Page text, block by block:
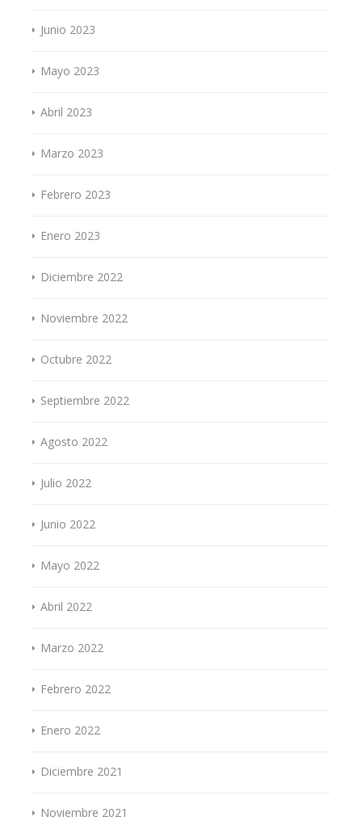
Junio 2023
Mayo 2023
Abril 2023
Marzo 2023
Febrero 2023
Enero 2023
Diciembre 2022
Noviembre 2022
Octubre 2022
Septiembre 2022
Agosto 2022
Julio 2022
Junio 2022
Mayo 2022
Abril 2022
Marzo 2022
Febrero 2022
Enero 2022
Diciembre 2021
Noviembre 2021